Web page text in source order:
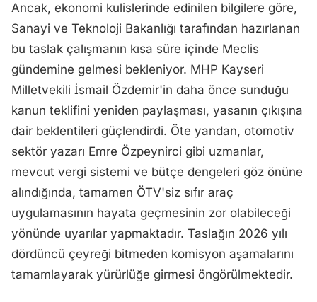
Ancak, ekonomi kulislerinde edinilen bilgilere göre,
Sanayi ve Teknoloji Bakanlığı tarafından hazırlanan
bu taslak çalışmanın kısa süre içinde Meclis
gündemine gelmesi bekleniyor. MHP Kayseri
Milletvekili İsmail Özdemir'in daha önce sunduğu
kanun teklifini yeniden paylaşması, yasanın çıkışına
dair beklentileri güçlendirdi. Öte yandan, otomotiv
sektör yazarı Emre Özpeynirci gibi uzmanlar,
mevcut vergi sistemi ve bütçe dengeleri göz önüne
alındığında, tamamen ÖTV'siz sıfır araç
uygulamasının hayata geçmesinin zor olabileceği
yönünde uyarılar yapmaktadır. Taslağın 2026 yılı
dördüncü çeyreği bitmeden komisyon aşamalarını
tamamlayarak yürürlüğe girmesi öngörülmektedir.